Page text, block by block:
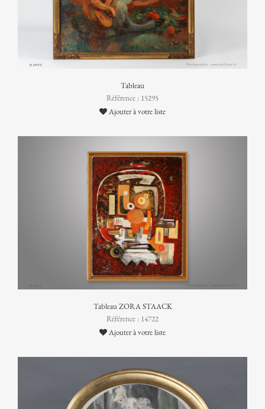
Tableau
Référence : 15295
Ajouter à votre liste
Tableau ZORA STAACK
Référence : 14722
Ajouter à votre liste